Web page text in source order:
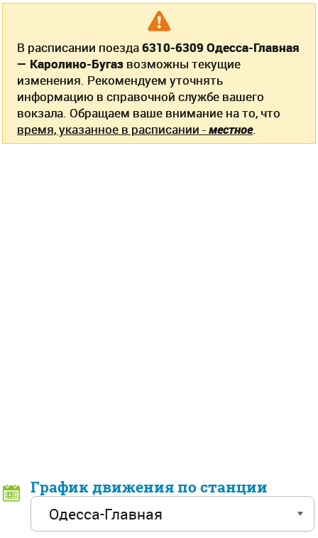
В расписании поезда6310-6309 Одесса-Главная
— Каролино-Бугаз возможны текущие
изменения. Рекомендуем уточнять
информацию в справочной службе вашего
вокзала. Обращаем ваше внимание на то, что
время, указанное в расписании -местное.
График движения по станции